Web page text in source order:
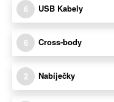
6 USB Kabely
6 Cross-body
2 Nabíječky